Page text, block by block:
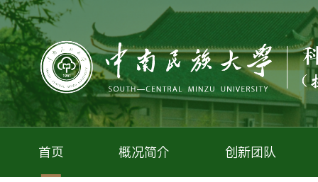
首页 概况简介 创新团队